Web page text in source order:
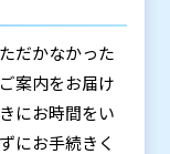
だかなかった
案内をお届け
にお時間をい
にお手続きく